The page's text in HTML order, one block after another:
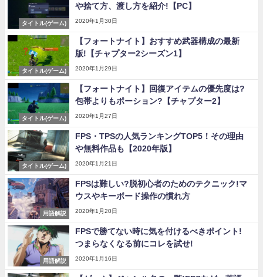
タイトル(ゲーム)
や捨て方、渡し方を紹介!【PC】
2020年1月30日
タイトル(ゲーム)
【フォートナイト】おすすめ武器構成の最新
版!【チャプター2シーズン1】
2020年1月29日
タイトル(ゲーム)
【フォートナイト】回復アイテムの優先度は?
包帯よりもポーション?【チャプター2】
2020年1月27日
タイトル(ゲーム)
FPS・TPSの人気ランキングTOP5！その理由
や無料作品も【2020年版】
2020年1月21日
用語解説
FPSは難しい?脱初心者のためのテクニック!マ
ウスやキーボード操作の慣れ方
2020年1月20日
用語解説
FPSで勝てない時に気を付けるべきポイント!
つまらなくなる前にコレを試せ!
2020年1月16日